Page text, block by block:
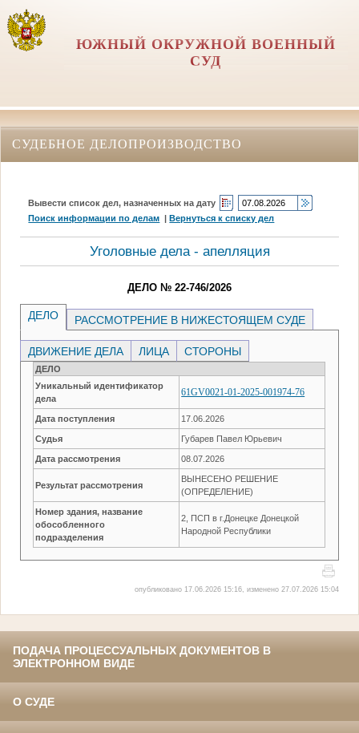
ЮЖНЫЙ ОКРУЖНОЙ ВОЕННЫЙ
СУД
СУДЕБНОЕ ДЕЛОПРОИЗВОДСТВО
Вывести список дел, назначенных на дату
Поиск информации по делам |Вернуться к списку дел
Уголовные дела - апелляция
ДЕЛО № 22-746/2026
ДЕЛО РАССМОТРЕНИЕ В НИЖЕСТОЯЩЕМ СУДЕ
ДВИЖЕНИЕ ДЕЛА ЛИЦА СТОРОНЫ
ДЕЛО
Уникальный идентификатор
дела
61GV0021-01-2025-001974-76
Дата поступления 17.06.2026
Судья Губарев Павел Юрьевич
Дата рассмотрения 08.07.2026
Результат рассмотрения
ВЫНЕСЕНО РЕШЕНИЕ
(ОПРЕДЕЛЕНИЕ)
Номер здания, название
обособленного
подразделения
2, ПСП в г.Донецке Донецкой
Народной Республики
опубликовано 17.06.2026 15:16, изменено 27.07.2026 15:04
ПОДАЧА ПРОЦЕССУАЛЬНЫХ ДОКУМЕНТОВ В
ЭЛЕКТРОННОМ ВИДЕ
О СУДЕ